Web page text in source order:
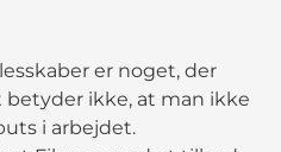
er noget, der
ikke, at man ikke
i arbejdet.